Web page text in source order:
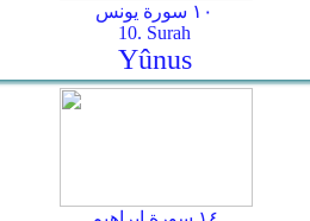
١٠ سورة يونس
10. Surah
Yûnus